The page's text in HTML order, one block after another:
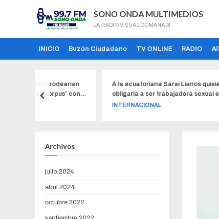
SONO ONDA MULTIMEDIOS
LA RADIO VISUAL DE MANABÍ
INICIO Buzón Ciudadano TV ONLINE RADIO
A la ecuatoriana Sarai Llanos quisieron
obligarla a ser trabajadora sexual en
Estados Unidos y no aceptó; ahora está
Archivos
julio 2024
abril 2024
octubre 2022